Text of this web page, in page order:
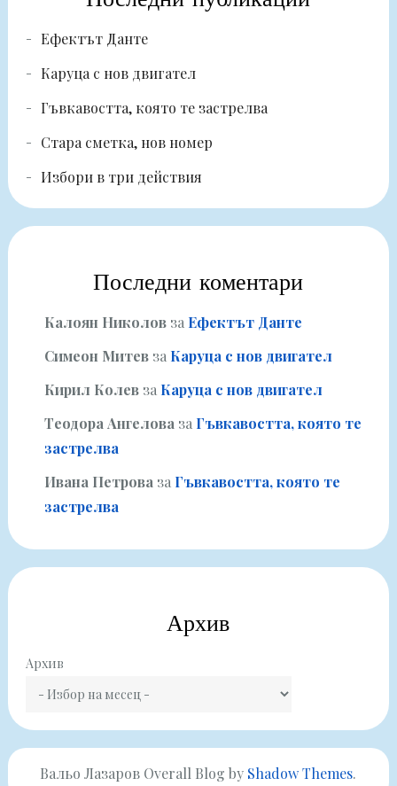
Ефектът Данте
Каруца с нов двигател
Гъвкавостта, която те застрелва
Стара сметка, нов номер
Избори в три действия
Последни коментари
Калоян Николовза Ефектът Данте
Симеон Митевза Каруца с нов двигател
Кирил Колевза Каруца с нов двигател
Теодора Ангеловаза Гъвкавостта, която те
застрелва
Ивана Петроваза Гъвкавостта, която те
застрелва
Архив
Архив
Вальо Лазаров Overall Blog by Shadow Themes.